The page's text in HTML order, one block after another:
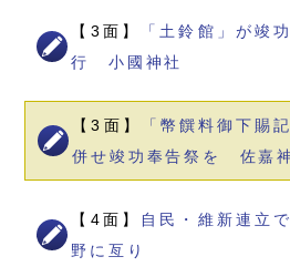
【3面】
「土鈴館」が竣
行 小國神社
【3面】
「幣饌料御下賜
併せ竣功奉告祭を 佐嘉
【4面】
自民・維新連立
野に亙り